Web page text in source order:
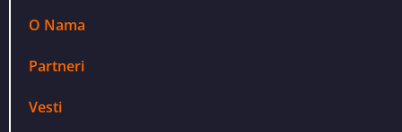
O Nama
Partneri
Vesti